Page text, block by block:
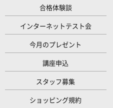
合格体験談
インターネットテスト会
今月のプレゼント
講座申込
スタッフ募集
ショッピング規約